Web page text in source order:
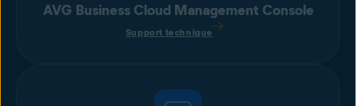
AVG Business Cloud Management Console
Support technique